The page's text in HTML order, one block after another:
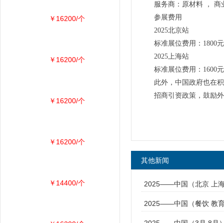
服务商：原材料 ，
参展费用
2025北京站
标准展位费用：1800
2025上海站
标准展位费用：1600
此外，中国政府也在
招商引资政策，鼓励
其他新闻
2025——中国（北京 上
2025——中国（餐饮 教
￥16200/个
￥16200/个
￥16200/个
￥16200/个
￥14400/个